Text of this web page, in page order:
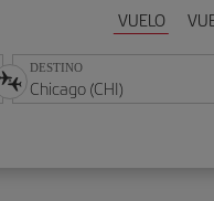
VUELO
DESTINO